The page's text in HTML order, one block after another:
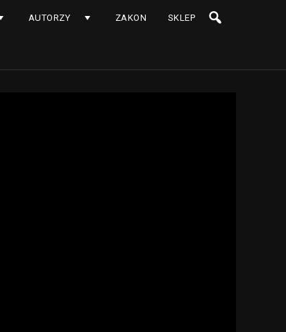
AUTORZY ZAKON SKLEP